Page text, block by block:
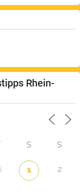
Rhein-
S S
1 2